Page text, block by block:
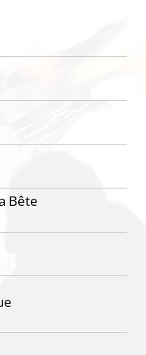
Bête